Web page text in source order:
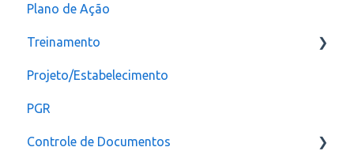
Plano de ação
Checklist
Criação
CAT
Plano de Ação
Treinamento
Configuração
Projeto/Estabelecimento
PGR
Controle de Documentos